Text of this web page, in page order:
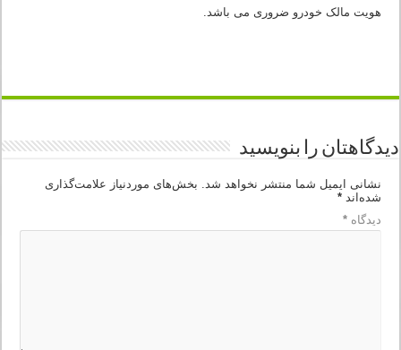
هویت مالک خودرو ضروری می باشد.
دیدگاهتان را بنویسید
نشانی ایمیل شما منتشر نخواهد شد.
بخش‌های موردنیاز علامت‌گذاری
شده‌اند*
دیدگاه*